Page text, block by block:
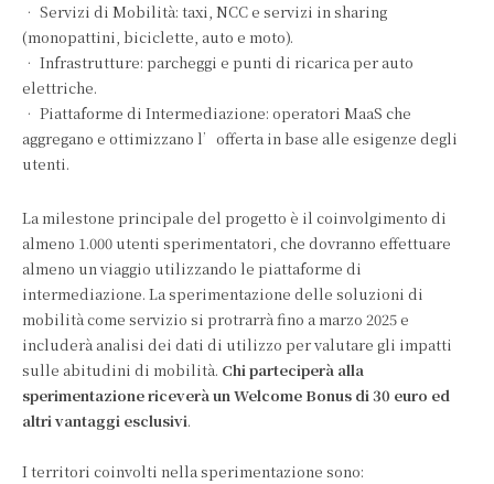
• Servizi di Mobilità: taxi, NCC e servizi in sharing
(monopattini, biciclette, auto e moto).
• Infrastrutture: parcheggi e punti di ricarica per auto
elettriche.
• Piattaforme di Intermediazione: operatori MaaS che
aggregano e ottimizzano l’offerta in base alle esigenze degli
utenti.
La milestone principale del progetto è il coinvolgimento di
almeno 1.000 utenti sperimentatori, che dovranno effettuare
almeno un viaggio utilizzando le piattaforme di
intermediazione. La sperimentazione delle soluzioni di
mobilità come servizio si protrarrà fino a marzo 2025 e
includerà analisi dei dati di utilizzo per valutare gli impatti
sulle abitudini di mobilità. Chi parteciperà alla
sperimentazione riceverà un Welcome Bonus di 30 euro ed
altri vantaggi esclusivi.
I territori coinvolti nella sperimentazione sono: